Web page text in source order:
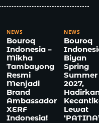
NEWS
Bouroq
Indonesia –
Mikha
Tambayong
Resmi
Menjadi
Brand
Ambassador
XERF
Indonesia!
NEWS
Bouroq
Biyan
Spring
Summer
2027,
Lewat